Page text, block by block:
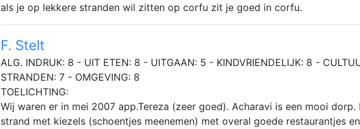
als je op lekkere stranden wil zitten op corfu zit je goed in corfu.
F. Stelt
ALG. INDRUK: 8 - UIT ETEN: 8 - UITGAAN: 5 - KINDVRIENDELIJK: 8 -
STRANDEN: 7 - OMGEVING: 8
TOELICHTING:
Wij waren er in mei 2007 app.Tereza (zeer goed). Acharavi is een mooi dorp.
strand met kiezels (schoentjes meenemen) met overal goede restaurantjes en